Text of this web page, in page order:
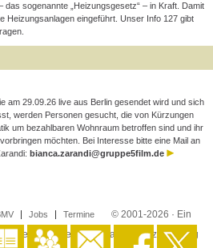
sogenannte „Heizungsgesetz“ – in Kraft. Damit
Heizungsanlagen eingeführt. Unser Info 127 gibt
am 29.09.26 live aus Berlin gesendet wird und sich
werden Personen gesucht, die von Kürzungen
um bezahlbaren Wohnraum betroffen sind und ihr
möchten. Bei Interesse bitte eine Mail an
bianca.zarandi@gruppe5film.de
Jobs Termine
© 2001-2026 · Ein
e.V. ·Impressum·Datenschutzerklärung